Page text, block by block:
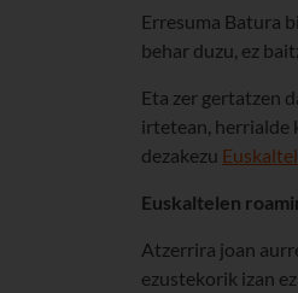
Erresuma Batura
behar duzu, ez
Eta zer gertatzen
irtetean, herrialde
dezakezu
Euskaltelen
Atzerrira joan
ezustekorik izan